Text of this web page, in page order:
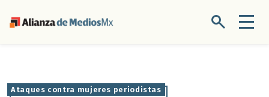
Ataques contra mujeres periodistas